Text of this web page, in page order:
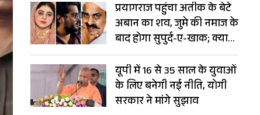
प्रयागराज पहुंचा अतीक के बेटे
अबान का शव, जुमे की नमाज के
बाद होगा सुपुर्द-ए-खाक; क्या
सामने आएगी फरार मां?
यूपी में 16 से 35 साल के युवाओं
के लिए बनेगी नई नीति, योगी
सरकार ने मांगे सुझाव